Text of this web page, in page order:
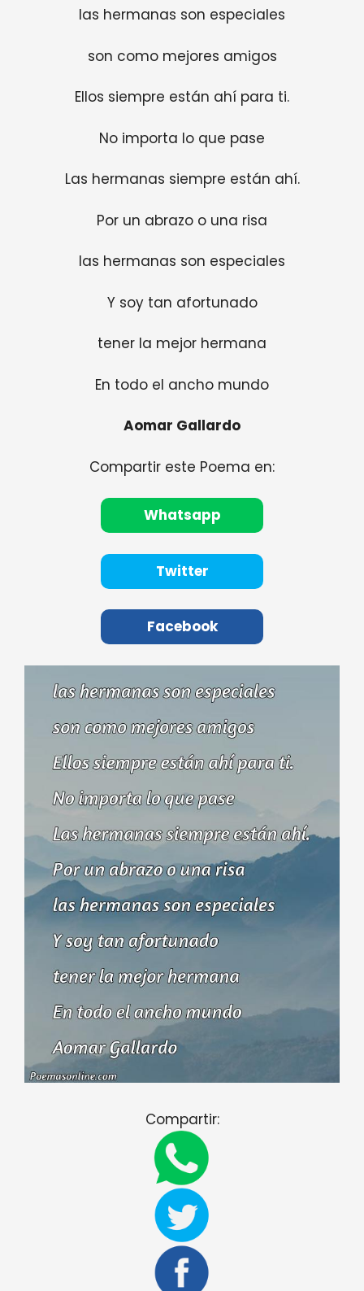
las hermanas son especiales
son como mejores amigos
Ellos siempre están ahí para ti.
No importa lo que pase
Las hermanas siempre están ahí.
Por un abrazo o una risa
las hermanas son especiales
Y soy tan afortunado
tener la mejor hermana
En todo el ancho mundo
Aomar Gallardo
Compartir este Poema en:
Whatsapp
Twitter
Facebook
Compartir: